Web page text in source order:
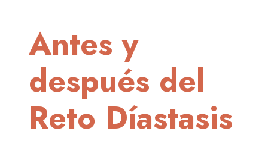
Antes y
después del
Reto Díastasis